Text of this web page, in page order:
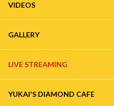
VIDEOS
GALLERY
LIVE STREAMING
YUKAI'S DIAMOND CAFE